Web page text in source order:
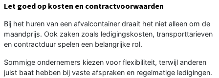
Let goed op kosten en contractvoorwaarden
Bij het huren van een afvalcontainer draait het niet alleen om de
maandprijs. Ook zaken zoals ledigingskosten, transporttarieven
en contractduur spelen een belangrijke rol.
Sommige ondernemers kiezen voor flexibiliteit, terwijl anderen
juist baat hebben bij vaste afspraken en regelmatige ledigingen.